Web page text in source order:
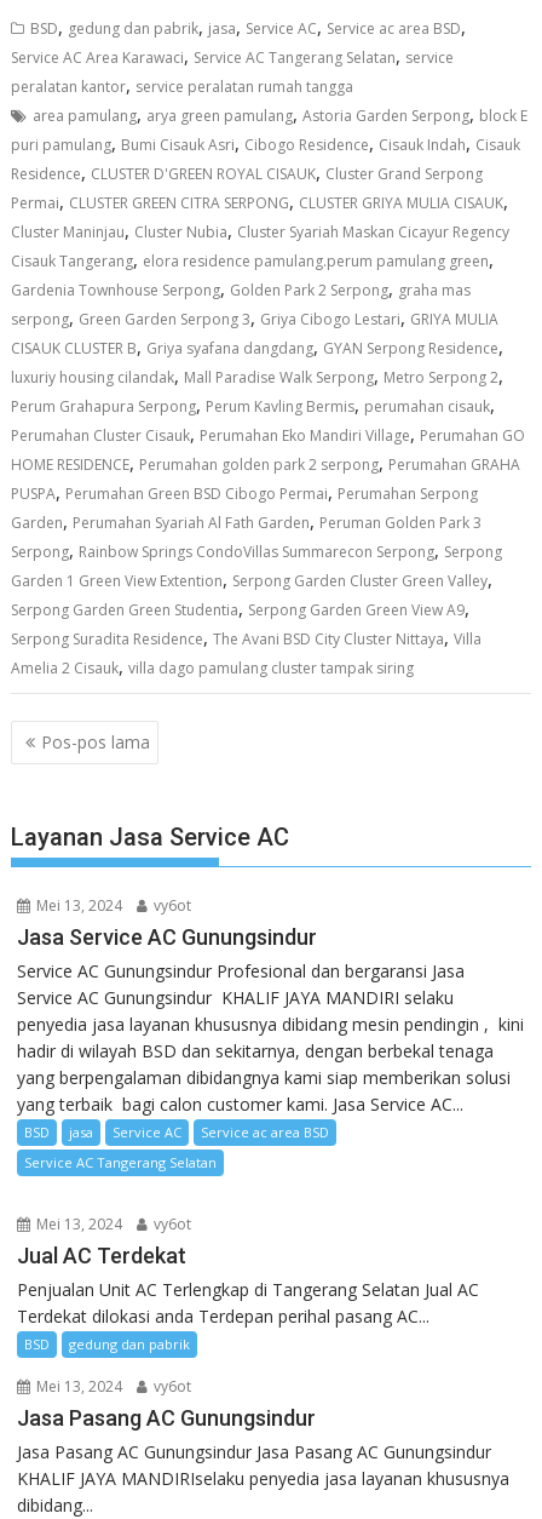
BSD, gedung dan pabrik, jasa, Service AC, Service ac area BSD,
Service AC Area Karawaci, Service AC Tangerang Selatan, service
peralatan kantor, service peralatan rumah tangga
area pamulang, arya green pamulang,Astoria Garden Serpong, block E
puri pamulang, Bumi Cisauk Asri, Cibogo Residence, Cisauk Indah, Cisauk
Residence, CLUSTER D'GREEN ROYAL CISAUK, Cluster Grand Serpong
Permai, CLUSTER GREEN CITRA SERPONG, CLUSTER GRIYA MULIA CISAUK,
Cluster Maninjau, Cluster Nubia, Cluster Syariah Maskan Cicayur Regency
Cisauk Tangerang, elora residence pamulang.perum pamulang green,
Gardenia Townhouse Serpong, Golden Park 2 Serpong, graha mas
serpong, Green Garden Serpong 3, Griya Cibogo Lestari, GRIYA MULIA
CISAUK CLUSTER B, Griya syafana dangdang, GYAN Serpong Residence,
luxuriy housing cilandak, Mall Paradise Walk Serpong, Metro Serpong 2,
Perum Grahapura Serpong, Perum Kavling Bermis, perumahan cisauk,
Perumahan Cluster Cisauk, Perumahan Eko Mandiri Village, Perumahan GO
HOME RESIDENCE, Perumahan golden park 2 serpong, Perumahan GRAHA
PUSPA, Perumahan Green BSD Cibogo Permai, Perumahan Serpong
Garden, Perumahan Syariah Al Fath Garden, Peruman Golden Park 3
Serpong, Rainbow Springs CondoVillas Summarecon Serpong, Serpong
Garden 1 Green View Extention, Serpong Garden Cluster Green Valley,
Serpong Garden Green Studentia, Serpong Garden Green View A9,
Serpong Suradita Residence,The Avani BSD City Cluster Nittaya,Villa
Amelia 2 Cisauk,villa dago pamulang cluster tampak siring
Navigasi
pos
Pos-pos lama
Layanan Jasa Service AC
Mei 13, 2024 vy6ot
Jasa Service AC Gunungsindur
Service AC Gunungsindur Profesional dan bergaransi Jasa
Service AC Gunungsindur KHALIF JAYA MANDIRI selaku
penyedia jasa layanan khususnya dibidang mesin pendingin , kini
hadir di wilayah BSD dan sekitarnya, dengan berbekal tenaga
yang berpengalaman dibidangnya kami siap memberikan solusi
yang terbaik bagi calon customer kami. Jasa Service AC...
BSD jasa Service AC
Service ac area BSD
Service AC Tangerang Selatan
Mei 13, 2024 vy6ot
Jual AC Terdekat
Penjualan Unit AC Terlengkap di Tangerang Selatan Jual AC
Terdekat dilokasi anda Terdepan perihal pasang AC...
BSD gedung dan pabrik
Mei 13, 2024 vy6ot
Jasa Pasang AC Gunungsindur
Jasa Pasang AC Gunungsindur Jasa Pasang AC Gunungsindur
KHALIF JAYA MANDIRIselaku penyedia jasa layanan khususnya
dibidang...